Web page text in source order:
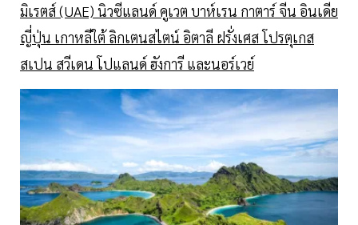
มิเรตส์ (UAE) นิวซีแลนด์ คูเวต บาห์เรน กาตาร์ จีน อินเดีย
ญี่ปุ่น เกาหลีใต้ ลิกเตนสไตน์ อิตาลี ฝรั่งเศส โปรตุเกส
สเปน สวีเดน โปแลนด์ ฮังการี และนอร์เวย์